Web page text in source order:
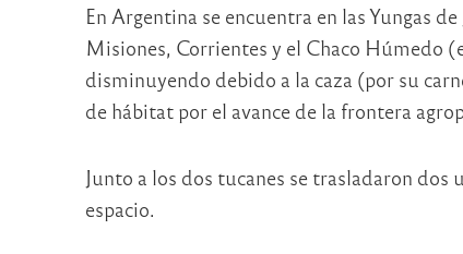
En Argentina se encuentra en las Yungas
Misiones, Corrientes y el Chaco Húmedo
disminuyendo debido a la caza (por su
de hábitat por el avance de la frontera
Junto a los dos tucanes se trasladaron dos
espacio.